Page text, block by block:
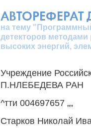
АВТОРЕФЕРАТ
на тему
детекторов
высоких энергий,
Учреждение
П.НЛЕБЕДЕВА РАН
^тти 004697657 „„
Старков Николай